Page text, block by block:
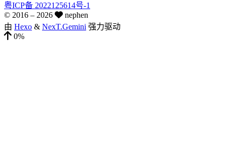
粤ICP备 2022125614号-1
© 2016 – 2026
nephen
由 Hexo & NexT.Gemini 强力驱动
0%